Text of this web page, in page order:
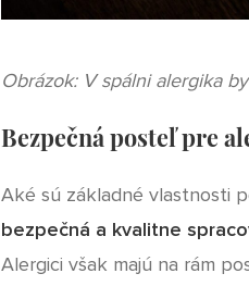
Obrázok: V spálni alergika
Bezpečná posteľ pre
Aké sú základné vlastnosti
bezpečná a kvalitne
Alergici však majú na rám